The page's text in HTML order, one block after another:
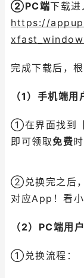
②PC端下载进
https://
完成下载后，
（1）手机端用
①在界面找到
即可领取免费
②兑换完之后
对应App！看
（2）PC端用户
①兑换流程：